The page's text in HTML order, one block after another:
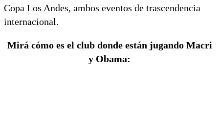
Copa Los Andes, ambos eventos de trascendencia
internacional.
Mirá cómo es el club donde están jugando Macri
y Obama: